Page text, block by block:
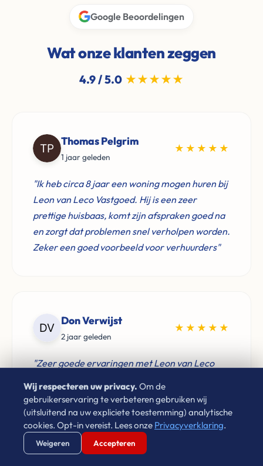
Google Beoordelingen
Wat onze klanten zeggen
4.9 / 5.0 ★★★★★
Thomas Pelgrim
1 jaar geleden
★★★★★
"Ik heb circa 8 jaar een woning mogen huren bij
Leon van Leco Vastgoed. Hij is een zeer
prettige huisbaas, komt zijn afspraken goed na
en zorgt dat problemen snel verholpen worden.
Zeker een goed voorbeeld voor verhuurders"
Don Verwijst
2 jaar geleden
★★★★★
"Zeer goede ervaringen met Leon van Leco
voor de aankoop van je woning neem gerust
contact op. Aan te raden!"
Wij respecteren uw privacy. Om de
gebruikerservaring te verbeteren gebruiken wij
(uitsluitend na uw expliciete toestemming) analytische
cookies. Opt-in vereist. Lees onze Privacyverklaring.
Weigeren Accepteren
Verstuur WhatsApp